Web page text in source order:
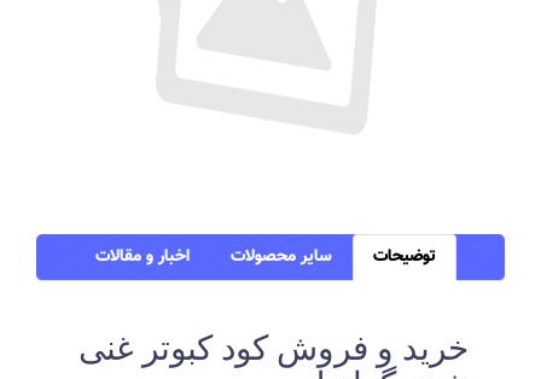
توضیحات سایر محصولات اخبار و مقالات
خرید و فروش کود کبوتر غنی